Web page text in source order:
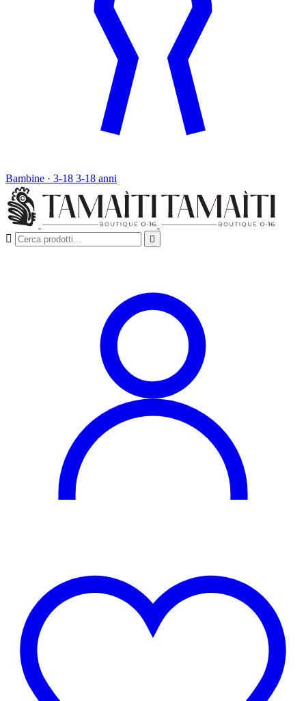
Bambine · 3-18 3-18 anni
 